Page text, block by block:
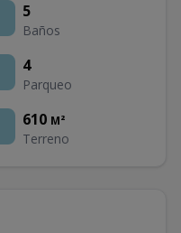
5
Baños
4
Parqueo
610 M²
Terreno